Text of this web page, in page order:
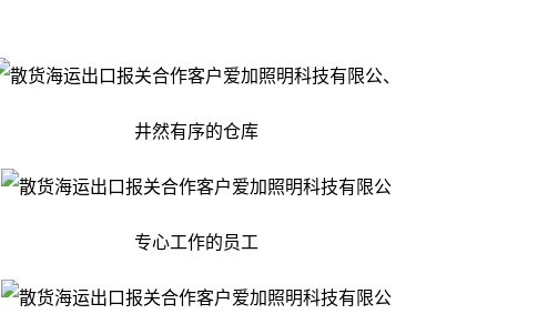
、
井然有序的仓库
专心工作的员工